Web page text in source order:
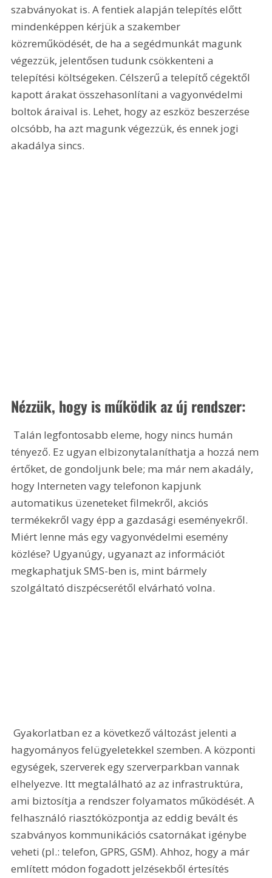
szabványokat is. A fentiek alapján telepítés előtt
mindenképpen kérjük a szakember
közreműködését, de ha a segédmunkát magunk
végezzük, jelentősen tudunk csökkenteni a
telepítési költségeken. Célszerű a telepítő cégektől
kapott árakat összehasonlítani a vagyonvédelmi
boltok áraival is. Lehet, hogy az eszköz beszerzése
olcsóbb, ha azt magunk végezzük, és ennek jogi
akadálya sincs.
Nézzük, hogy is működik az új rendszer:
tényező. Ez ugyan elbizonytalaníthatja a hozzá nem
értőket, de gondoljunk bele; ma már nem akadály,
hogy Interneten vagy telefonon kapjunk
automatikus üzeneteket filmekről, akciós
termékekről vagy épp a gazdasági eseményekről.
Miért lenne más egy vagyonvédelmi esemény
közlése? Ugyanúgy, ugyanazt az információt
megkaphatjuk SMS-ben is, mint bármely
szolgáltató diszpécserétől elvárható volna.
Gyakorlatban ez a következő változást jelenti a
hagyományos felügyeletekkel szemben. A központi
egységek, szerverek egy szerverparkban vannak
elhelyezve. Itt megtalálható az az infrastruktúra,
ami biztosítja a rendszer folyamatos működését. A
felhasználó riasztóközpontja az eddig bevált és
szabványos kommunikációs csatornákat igénybe
veheti (pl.: telefon, GPRS, GSM). Ahhoz, hogy a már
említett módon fogadott jelzésekből értesítés